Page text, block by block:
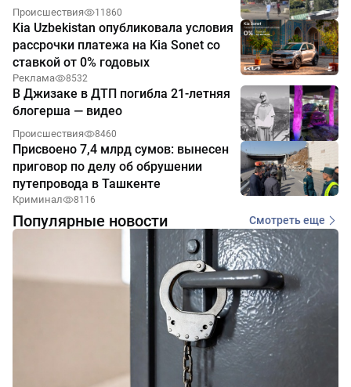
Происшествия 11860
Kia Uzbekistan опубликовала условия
рассрочки платежа на Kia Sonet со
ставкой от 0% годовых
Реклама 8532
В Джизаке в ДТП погибла 21-летняя
блогерша — видео
Происшествия 8460
Присвоено 7,4 млрд сумов: вынесен
приговор по делу об обрушении
путепровода в Ташкенте
Криминал 8116
Популярные новости Смотреть еще